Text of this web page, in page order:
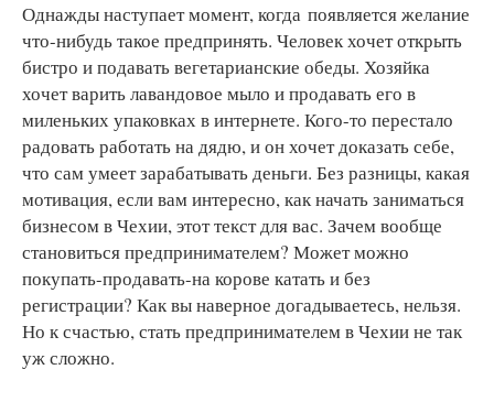
Однажды наступает момент, когда появляется желание
что-нибудь такое предпринять. Человек хочет открыть
бистро и подавать вегетарианские обеды. Хозяйка
хочет варить лавандовое мыло и продавать его в
миленьких упаковках в интернете. Кого-то перестало
радовать работать на дядю, и он хочет доказать себе,
что сам умеет зарабатывать деньги. Без разницы, какая
мотивация, если вам интересно, как начать заниматься
бизнесом в Чехии, этот текст для вас. Зачем вообще
становиться предпринимателем? Может можно
покупать-продавать-на корове катать и без
регистрации? Как вы наверное догадываетесь, нельзя.
Но к счастью, стать предпринимателем в Чехии не так
уж сложно.